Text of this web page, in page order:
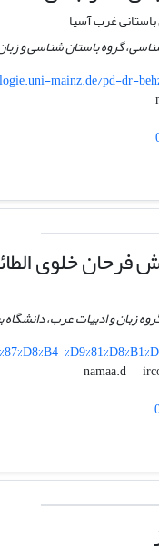
غرب آسیا
گروه باستان شناسی و
mainz.de/pd-dr-
فرحان خلوی
زبان و ادبیات عرب، دانشگاه